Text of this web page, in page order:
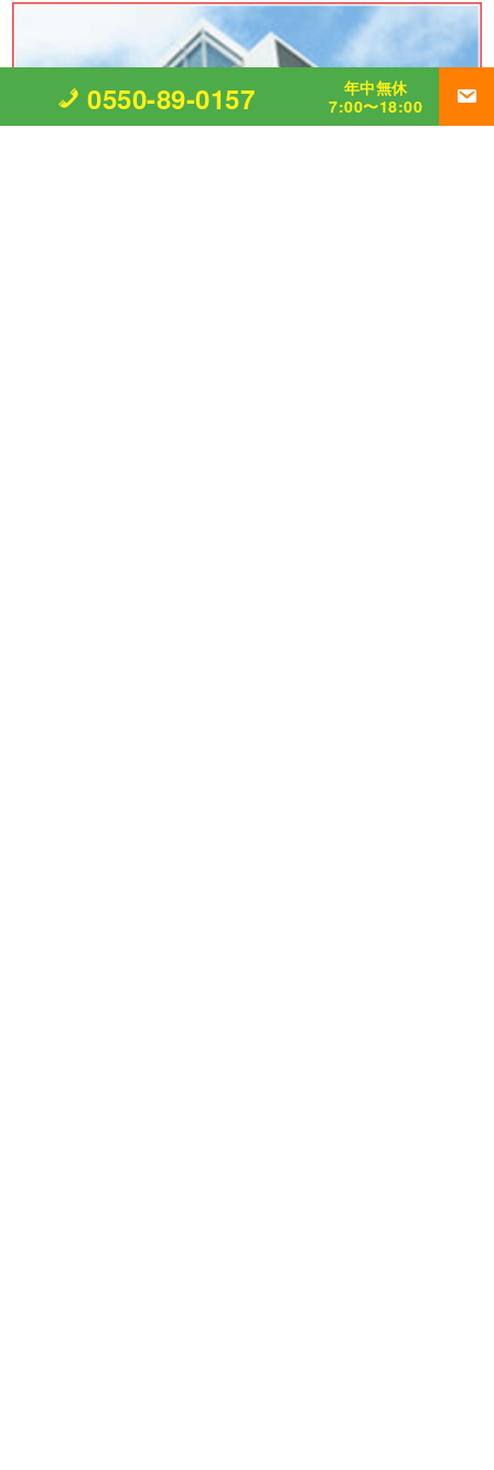
0550-89-0157
年中無休
7:00〜18:00